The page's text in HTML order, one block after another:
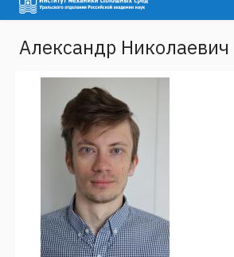
Александр